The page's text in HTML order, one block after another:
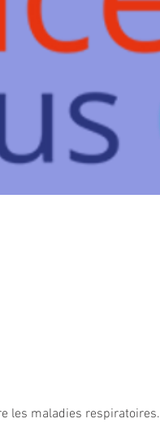
les maladies respiratoires.